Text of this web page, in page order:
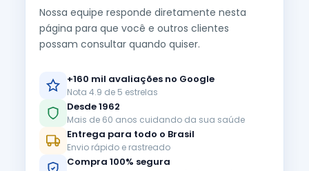
Nossa equipe responde diretamente nesta
página para que você e outros clientes
possam consultar quando quiser.
+160 mil avaliações no Google
Nota 4.9 de 5 estrelas
Desde 1962
Mais de 60 anos cuidando da sua saúde
Entrega para todo o Brasil
Envio rápido e rastreado
Compra 100% segura